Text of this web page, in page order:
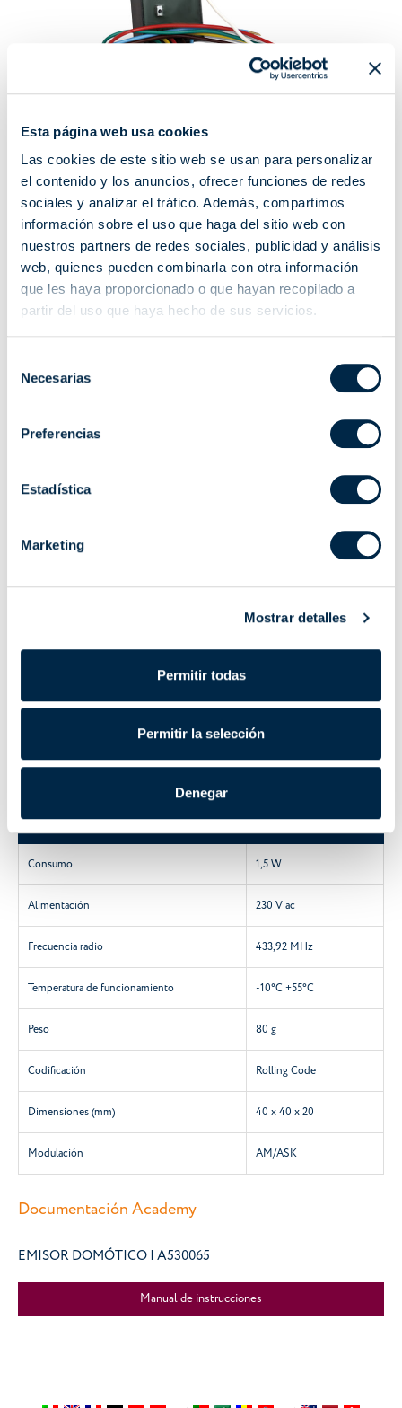
Esta página web usa cookies
Las cookies de este sitio web se usan para personalizar
el contenido y los anuncios, ofrecer funciones de redes
sociales y analizar el tráfico. Además, compartimos
información sobre el uso que haga del sitio web con
nuestros partners de redes sociales, publicidad y análisis
web, quienes pueden combinarla con otra información
que les haya proporcionado o que hayan recopilado a
partir del uso que haya hecho de sus servicios.
Necesarias
Preferencias
Estadística
Marketing
Mostrar detalles
Permitir todas
Permitir la selección
Denegar
A530065
Interfaz domótico que permite adaptar todos los sistemas radio
Cherubini a la domótica del hogar.
Compatible con todos los sistemas radio Cherubini: motores Wave
ESQUEMA DE CONEXIÓN EN MODALIDAD AVANZADA
Características técnicas
Características A530065
Consumo 1,5 W
Alimentación 230 V ac
Frecuencia radio 433,92 MHz
Temperatura de funcionamiento -10°C +55°C
Peso 80 g
Codificación Rolling Code
Dimensiones (mm) 40 x 40 x 20
Modulación AM/ASK
Documentación Academy
EMISOR DOMÓTICO | A530065
Manual de instrucciones